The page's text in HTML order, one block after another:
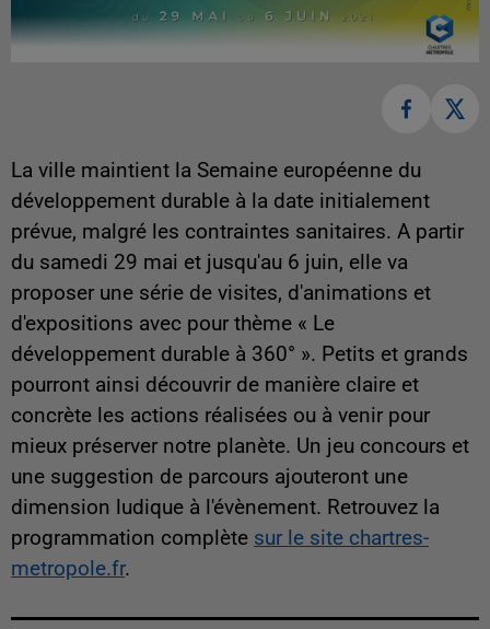
La ville maintient la Semaine européenne du
développement durable à la date initialement
prévue, malgré les contraintes sanitaires. A partir
du samedi 29 mai et jusqu'au 6 juin, elle va
proposer une série de visites, d'animations et
d'expositions avec pour thème « Le
développement durable à 360° ». Petits et grands
pourront ainsi découvrir de manière claire et
concrète les actions réalisées ou à venir pour
mieux préserver notre planète. Un jeu concours et
une suggestion de parcours ajouteront une
dimension ludique à l'évènement. Retrouvez la
programmation complète sur le site chartres-
metropole.fr.